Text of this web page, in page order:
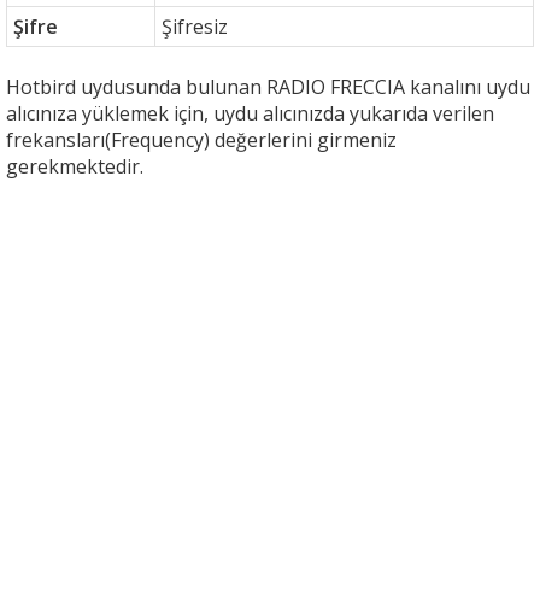
Şifre
Şifresiz
Hotbird uydusunda bulunan RADIO FRECCIA kanalını uydu
alıcınıza yüklemek için, uydu alıcınızda yukarıda verilen
frekansları(Frequency) değerlerini girmeniz
gerekmektedir.